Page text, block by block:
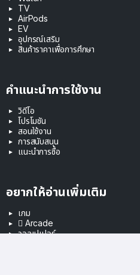
TV
AirPods
EV
อุปกรณ์เสริม
สินค้าราคาเพื่อการศึกษา
คำแนะนำการใช้งาน
วิดีโอ
โปรโมชัน
สอนใช้งาน
การสนับสนุน
แนะนำการซื้อ
อยากให้อ่านเพิ่มเติม
เกม
 Arcade
วอลเปเปอร์